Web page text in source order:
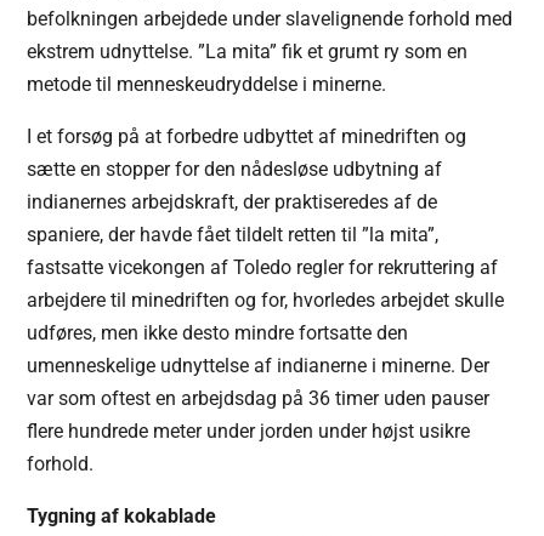
befolkningen arbejdede under slavelignende forhold med
ekstrem udnyttelse. ”La mita” fik et grumt ry som en
metode til menneskeudryddelse i minerne.
I et forsøg på at forbedre udbyttet af minedriften og
sætte en stopper for den nådesløse udbytning af
indianernes arbejdskraft, der praktiseredes af de
spaniere, der havde fået tildelt retten til ”la mita”,
fastsatte vicekongen af Toledo regler for rekruttering af
arbejdere til minedriften og for, hvorledes arbejdet skulle
udføres, men ikke desto mindre fortsatte den
umenneskelige udnyttelse af indianerne i minerne. Der
var som oftest en arbejdsdag på 36 timer uden pauser
flere hundrede meter under jorden under højst usikre
forhold.
Tygning af kokablade